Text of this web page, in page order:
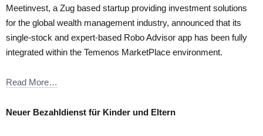
Meetinvest, a Zug based startup providing investment solutions
for the global wealth management industry, announced that its
single-stock and expert-based Robo Advisor app has been fully
integrated within the Temenos MarketPlace environment.
Read More…
Neuer Bezahldienst für Kinder und Eltern